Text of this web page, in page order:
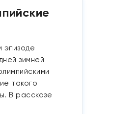
эпизоде
зимней
такого
В рассказе